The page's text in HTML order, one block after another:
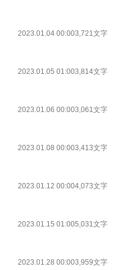
2023.01.04 00:003,721文字
2023.01.05 01:003,814文字
2023.01.06 00:003,061文字
2023.01.08 00:003,413文字
2023.01.12 00:004,073文字
2023.01.15 01:005,031文字
2023.01.28 00:003,959文字